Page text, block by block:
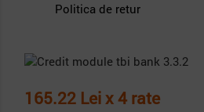
Politica de retur
165.22 Lei x 4 rate